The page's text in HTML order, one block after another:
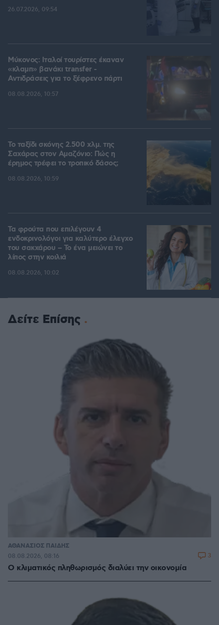
26.07.2026, 09:54
Μύκονος: Ιταλοί τουρίστες έκαναν
«κλαμπ» βανάκι transfer -
Αντιδράσεις για το ξέφρενο πάρτι
08.08.2026, 10:57
Το ταξίδι σκόνης 2.500 χλμ. της
Σαχάρας στον Αμαζόνιο: Πώς η
έρημος τρέφει το τροπικό δάσος;
08.08.2026, 10:59
Τα φρούτα που επιλέγουν 4
ενδοκρινολόγοι για καλύτερο έλεγχο
του σακχάρου – Το ένα μειώνει το
λίπος στην κοιλιά
08.08.2026, 10:02
Δείτε Επίσης
ΑΘΑΝΑΣΙΟΣ ΠΑΙΔΗΣ
Ο κλιματικός πληθωρισμός διαλύει την οικονομία
08.08.2026, 08:16 3